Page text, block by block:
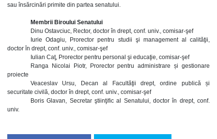
sau însărcinări primite din partea senatului.
Membrii Biroului Senatului
Dinu Ostavciuc, Rector, doctor în drept, conf. univ., comisar-şef
Iurie Odagiu, Prorector pentru studii şi management al calităţii,
doctor în drept, conf. univ., comisar-şef
Iulian Caţ, Prorector pentru personal şi educaţie, comisar-şef
Ranga Nicolai Piotr, Prorector pentru administrare și gestionare
proiecte
Veaceslav Ursu, Decan al Facultăţii drept, ordine publică și
securitate civilă, doctor în drept, conf. univ., comisar-şef
Boris Glavan, Secretar ştiinţific al Senatului, doctor în drept, conf.
univ.